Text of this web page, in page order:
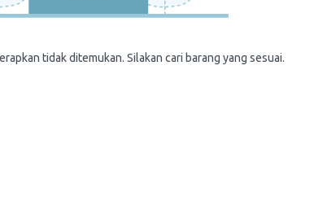
tidak ditemukan. Silakan cari barang yang sesuai.